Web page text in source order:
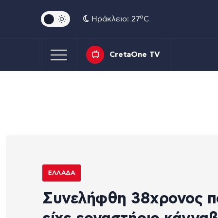
Ηράκλειο: 27oC
CretaOne TV
ΕΛΛΆΔΑ
Συνελήφθη 38χρονος